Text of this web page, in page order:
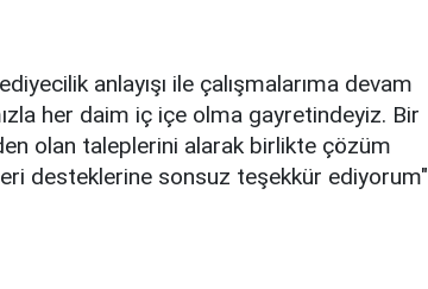
anlayışı ile çalışmalarıma devam
her daim iç içe olma gayretindeyiz. Bir
olan taleplerini alarak birlikte çözüm
desteklerine sonsuz teşekkür ediyorum"